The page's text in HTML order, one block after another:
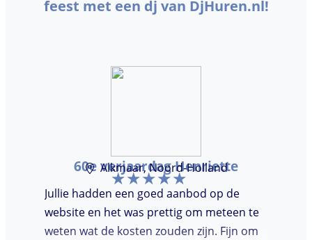
feest met een dj van DjHuren.nl!
60e verjaardag Henriette
Alkmaar, Noord-Holland
Jullie hadden een goed aanbod op de
website en het was prettig om meteen te
weten wat de kosten zouden zijn. Fijn om